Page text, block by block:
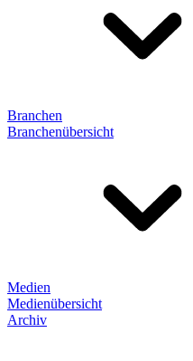
Branchen
Branchenübersicht
Medien
Medienübersicht
Archiv